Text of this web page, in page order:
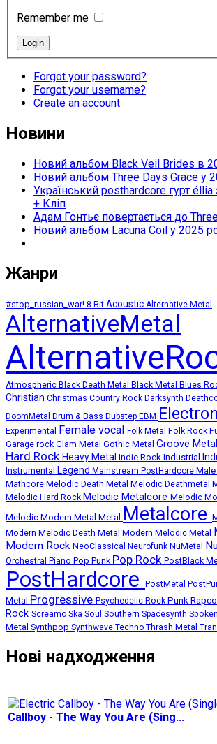
Remember me
Forgot your password?
Forgot your username?
Create an account
Новини
Новий альбом Black Veil Brides в
Новий альбом Three Days Grace у
Український posthardcore гурт éllia
+ Кліп
Адам Гонтьє повертається до
Новий альбом Lacuna Coil у 2025
Жанри
#stop_russian_war! 8 Bit Acoustic Alternative Metal
AlternativeMetal
Atmospheric Black Death Metal Black Metal Blues
Christian Christmas Country Rock Darksynth
DoomMetal
Drum & Bass Dubstep EBM
Experimental Female vocal Folk Metal Folk Rock
Garage rock Glam Metal Gothic Metal Groove Metal
Hard Rock Heavy Metal Indie Rock Industrial
Instrumental Legend Mainstream PostHardcore Male
Mathcore Melodic Death Metal Melodic Deathmetal
Melodic Hard Rock Melodic Metalcore Melodic
Melodic Modern Metal Metal Metalcore
Modern Melodic Death Metal Modern Melodic Metal
Modern Rock NeoClassical Neurofunk NuMetal
Orchestral
Piano Pop Punk Pop Rock PostBlack
PostHardcore PostMetal
Metal Progressive Psychedelic Rock Punk
Rock Screamo Ska Soul Southern Spacesynth
Metal Synthpop Synthwave Techno Thrash Metal
Нові надходження
Callboy - The Way You Are (Sing...